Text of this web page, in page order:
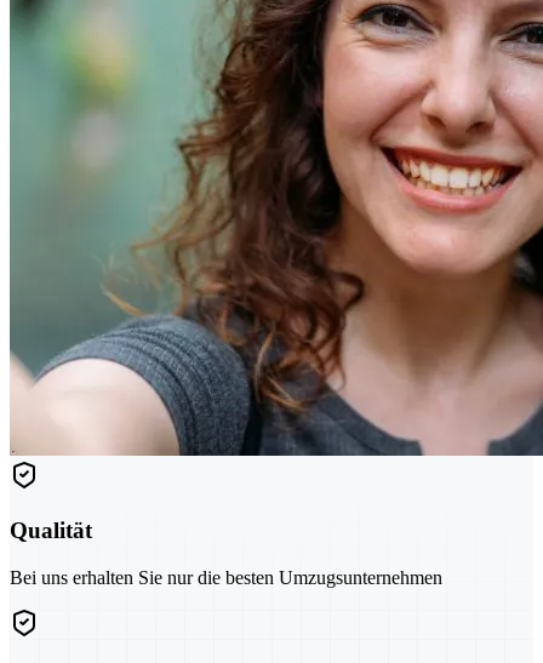
Qualität
Bei uns erhalten Sie nur die besten Umzugsunternehmen